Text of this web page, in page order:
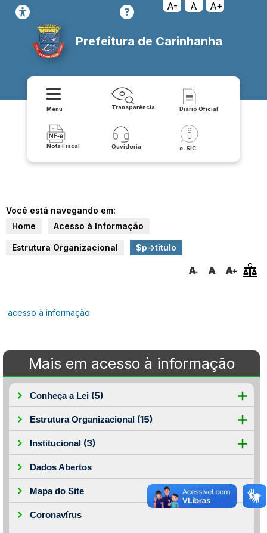
A- A A+
Prefeitura de Carinhanha
Menu Transparência Diário Oficial
Nota Fiscal Ouvidoria e-SIC
Você está navegando em:
Home
Acesso à Informação
Estrutura Organizacional $p->titulo
acesso à informação
Mais em acesso à informação
Conheça a Lei (5)
Estrutura Organizacional (15)
Institucional (3)
Dados Abertos
Mapa do Site
Coronavírus